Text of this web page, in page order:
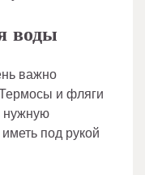
воды
важно
и фляги
нужную
под рукой